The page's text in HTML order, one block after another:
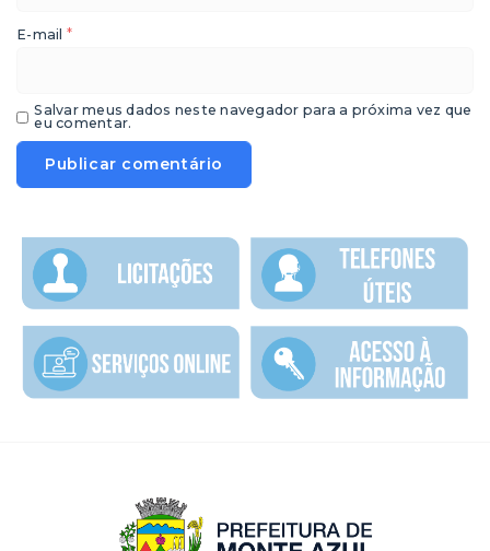
E-mail *
Salvar meus dados neste navegador para a próxima vez que
eu comentar.